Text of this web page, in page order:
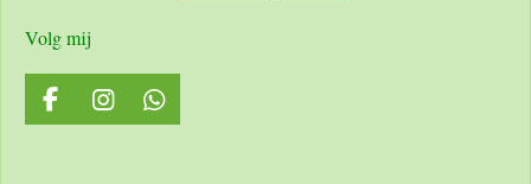
Volg mij
F
a
I
n
W
h